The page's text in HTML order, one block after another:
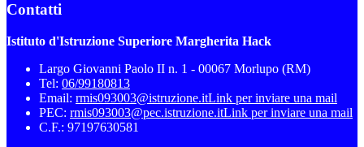
Contatti
Istituto d'Istruzione Superiore Margherita Hack
Largo Giovanni Paolo II n. 1 - 00067 Morlupo (RM)
Tel: 06/99180813
Email: rmis093003@istruzione.itLink per inviare una mail
PEC: rmis093003@pec.istruzione.itLink per inviare una mail
C.F.: 97197630581